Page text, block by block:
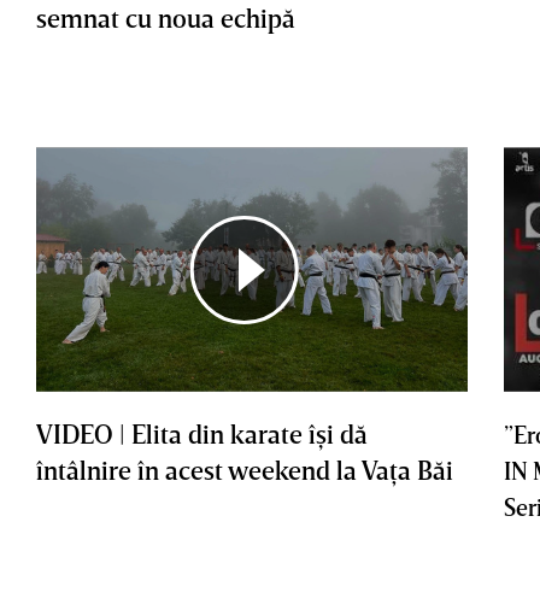
semnat cu noua echipă
VIDEO | Elita din karate îşi dă
întâlnire în acest weekend la Vaţa Băi
IN